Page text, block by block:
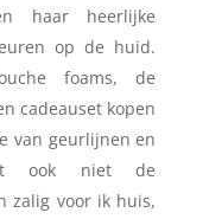
haar heerlijke
op de huid.
foams, de
cadeauset kopen
van geurlijnen en
ook niet de
zalig voor ik huis,